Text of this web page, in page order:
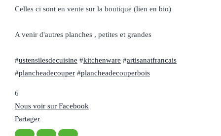
Celles ci sont en vente sur la boutique (lien en bio)
A venir d'autres planches , petites et grandes
#ustensilesdecuisine #kitchenware #artisanatfrancais
#plancheadecouper#plancheadecouperbois
6
Nous voir sur Facebook
Partager